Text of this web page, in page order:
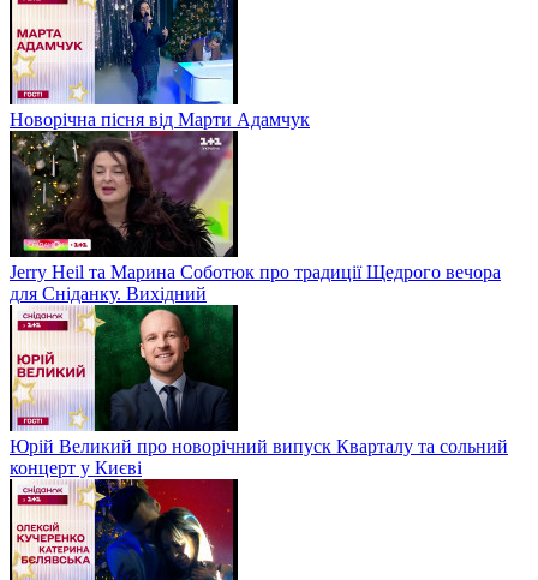
Новорічна пісня від Марти Адамчук
Jerry Heil та Марина Соботюк про традиції Щедрого вечора
для Сніданку. Вихідний
Юрій Великий про новорічний випуск Кварталу та сольний
концерт у Києві